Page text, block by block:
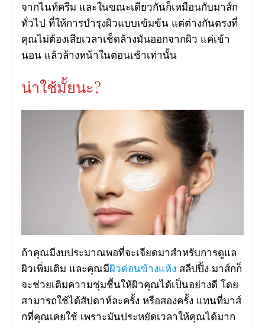
จากไนท์ครีม และในขณะเดียวกันก็เหมือนกับมาส์ก
ทั่วไป ที่ให้การบำรุงผิวแบบเข้มข้น แต่ต่างกันตรงที่
คุณไม่ต้องเสียเวลาเช็ดล้างมันออกจากผิว แค่เข้า
นอน แล้วล้างหน้าในตอนเช้าเท่านั้น
น่าใช้มั้ยนะ?
ถ้าคุณมีงบประมาณพอที่จะเจียดมาสำหรับการดูแล
ผิวเพิ่มเติม และคุณมีผิวค่อนข้างแห้ง สลีปปิ้ง มาส์กก็
จะช่วยเติมความชุ่มชื้นให้ผิวคุณได้เป็นอย่างดี โดย
สามารถใช้ได้สัปดาห์ละครั้ง หรือสองครั้ง แทนที่มาส์
กที่คุณเคยใช้ เพราะมันประหยัดเวลาให้คุณได้มาก